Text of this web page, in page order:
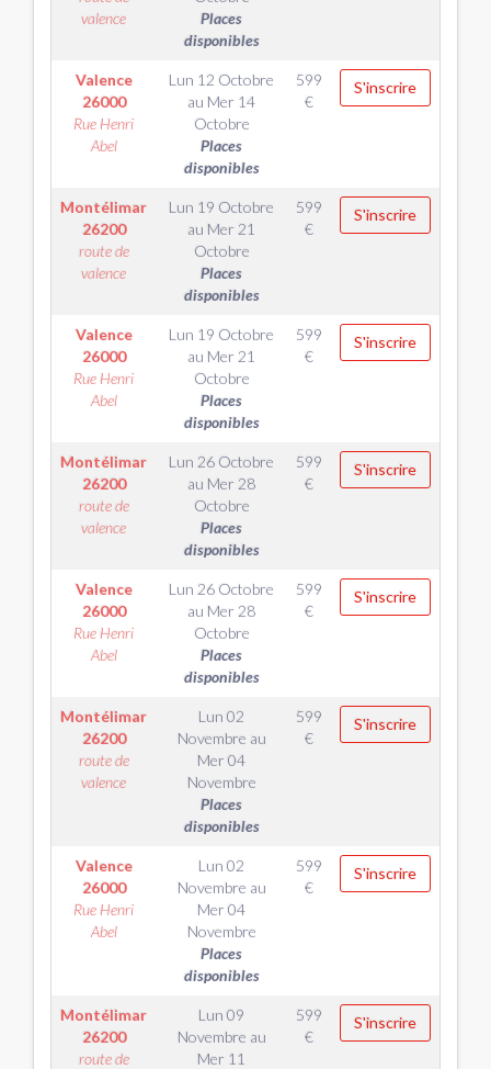
valence
Places
disponibles
Valence
26000
Rue Henri
Abel
Lun 12 Octobre
au Mer 14
Octobre
Places
disponibles
599
€
S'inscrire
Montélimar
26200
route de
valence
Lun 19 Octobre
au Mer 21
Octobre
Places
disponibles
599
€
S'inscrire
Valence
26000
Rue Henri
Abel
Lun 19 Octobre
au Mer 21
Octobre
Places
disponibles
599
€
S'inscrire
Montélimar
26200
route de
valence
Lun 26 Octobre
au Mer 28
Octobre
Places
disponibles
599
€
S'inscrire
Valence
26000
Rue Henri
Abel
Lun 26 Octobre
au Mer 28
Octobre
Places
disponibles
599
€
S'inscrire
Montélimar
26200
route de
valence
Lun 02
Novembre au
Mer 04
Novembre
Places
disponibles
599
€
S'inscrire
Valence
26000
Rue Henri
Abel
Lun 02
Novembre au
Mer 04
Novembre
Places
disponibles
599
€
S'inscrire
Montélimar
26200
route de
Lun 09
Novembre au
Mer 11
599
€
S'inscrire